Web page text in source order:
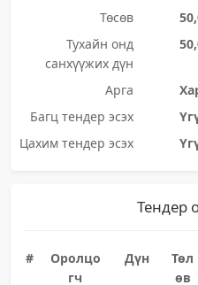
Төсөв
Тухайн онд
санхүүжих дүн
Арга
Багц тендер эсэх
Цахим тендер эсэх
Тендер
#
Оролцо
гч
Дүн
Төл
өв